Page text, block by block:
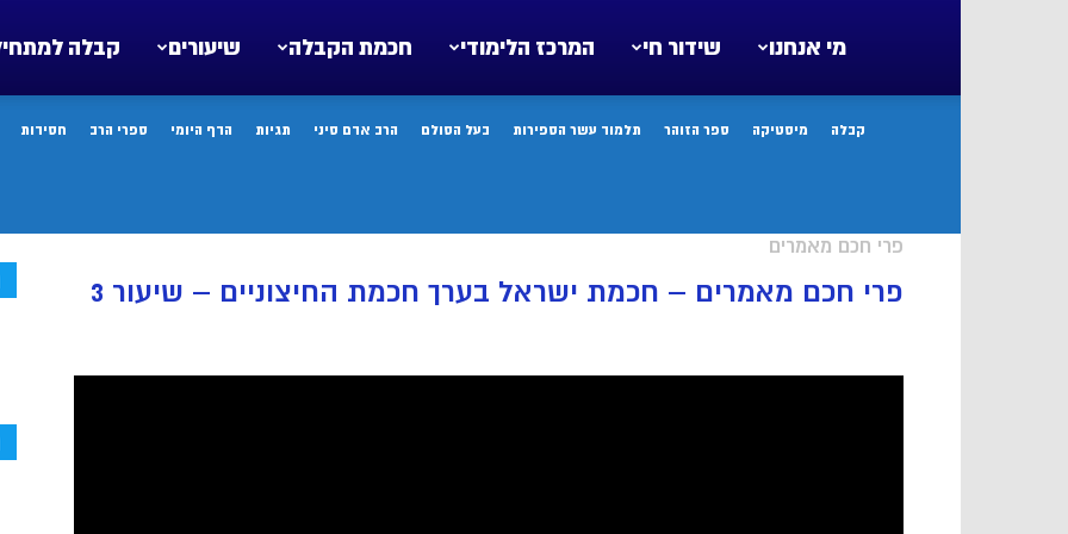
קבלה שיעורים חכמת הקבלה המרכז הלימודי שידור חי מי אנחנו
קבלה מיסטיקה ספר הזוהר תלמוד עשר הספירות בעל הסולם הרב אדם סיני תגיות הדף היומי ספרי הרב חסידות
פרי חכם מאמרים
פרי חכם מאמרים – חכמת ישראל בערך חכמת החיצוניים – שיעור 3